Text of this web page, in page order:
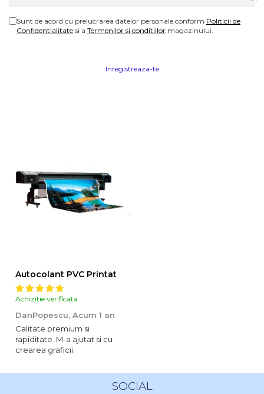
Sunt de acord cu prelucrarea datelor personale conform Politicii de
Confidentialitate si a Termenilor si conditiilor magazinului.
Inregistreaza-te
Autocolant PVC Printat
Achizitie verificata
DanPopescu, Acum 1 an
Calitate premium si
rapiditate. M-a ajutat si cu
crearea graficii.
SOCIAL